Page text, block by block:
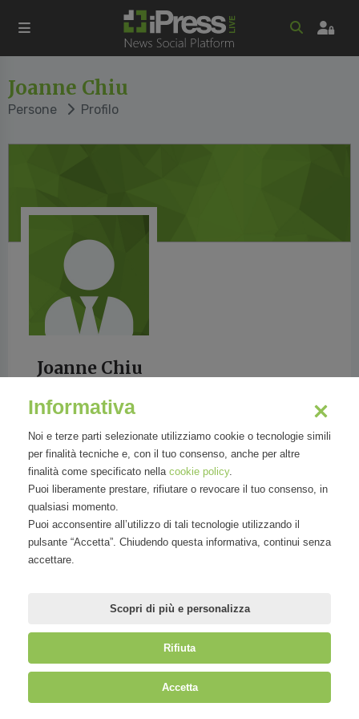
Joanne Chiu
Persone Profilo
Joanne Chiu
Wall Street Journal
Mirandola Comunicazione S.r.l.| P.IVA IT09580130962 | Cap. Soc.
Informativa
Noi e terze parti selezionate utilizziamo cookie o tecnologie simili
per finalità tecniche e, con il tuo consenso, anche per altre
finalità come specificato nella cookie policy.
Puoi liberamente prestare, rifiutare o revocare il tuo consenso, in
qualsiasi momento.
Puoi acconsentire all’utilizzo di tali tecnologie utilizzando il
pulsante “Accetta”. Chiudendo questa informativa, continui senza
accettare.
Scopri di più e personalizza
Rifiuta
Accetta